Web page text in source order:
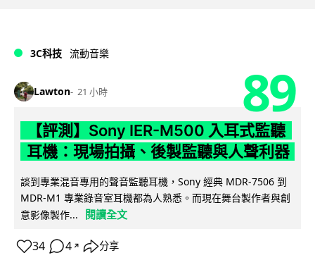
3C科技 流動音樂
Lawton 21 小時 89
【評測】Sony IER-M500 入耳式監聽
耳機：現場拍攝、後製監聽與人聲利器
談到專業混音專用的聲音監聽耳機，Sony 經典 MDR-7506 到
MDR-M1 專業錄音室耳機都為人熟悉。而現在舞台製作者與創
意影像製作...
閱讀全文
34 4 ↗ 分享